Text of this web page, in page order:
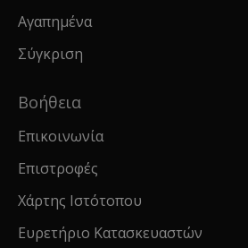
Αγαπημένα
Σύγκριση
Βοήθεια
Επικοινωνία
Επιστροφές
Χάρτης Ιστότοπου
Ευρετήριο Κατασκευαστών